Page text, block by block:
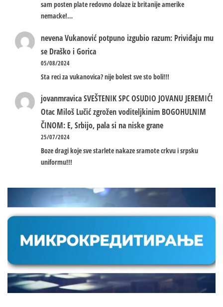
sam posten plate redovno dolaze iz britanije amerike
nemacke!…
nevenaVukanović potpuno izgubio razum: Priviđaju mu
se Draško i Gorica
05/08/2024
Sta reci za vukanovica? nije bolest sve sto boli!!!
jovanmravicaSVEŠTENIK SPC OSUDIO JOVANU JEREMIĆ!
Otac Miloš Lučić zgrožen voditeljkinim BOGOHULNIM
ČINOM: E, Srbijo, pala si na niske grane
25/07/2024
Boze dragi koje sve starlete nakaze sramote crkvu i srpsku
uniformu!!!